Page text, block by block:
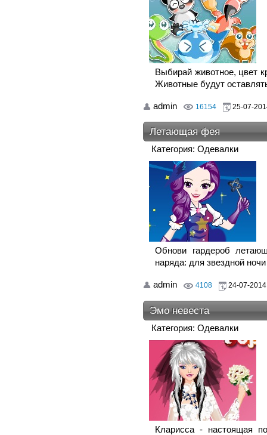
Выбирай животное, цвет
Животные будут
admin 16154 25-07-
Летающая фея
Категория: Одевалки
Обнови гардероб
наряда: для звездной
admin 4108 24-07-
Эмо невеста
Категория: Одевалки
Кларисса - настоящая